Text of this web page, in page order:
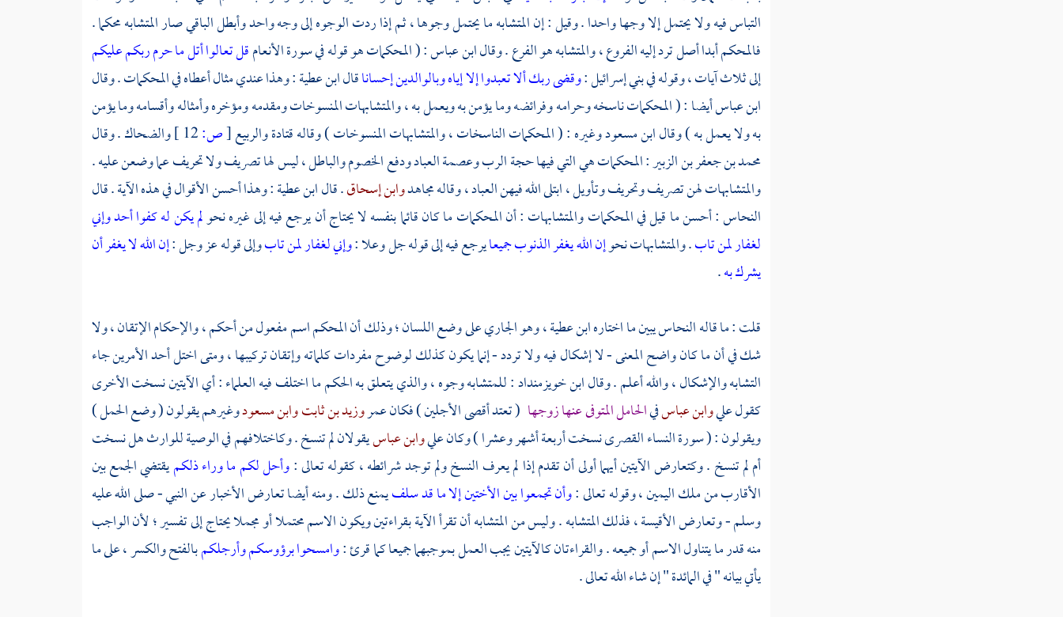
التباس فيه ولا يحتمل إلا وجها واحدا . وقيل : إن المتشابه ما يحتمل وجوها ، ثم إذا ردت الوجوه إلى وجه واحد وأبطل الباقي صار المتشابه محكما .
فالمحكم أبدا أصل ترد إليه الفروع ، والمتشابه هو الفرع . وقالابن عباس: ( المحكمات هو قوله في سورة الأنعامقل تعالوا أتل ما حرم ربكم عليكم
إلى ثلاث آيات ، وقوله فيبني إسرائيل:وقضى ربك ألا تعبدوا إلا إياه وبالوالدين إحساناقالابن عطية: وهذا عندي مثال أعطاه في المحكمات . وقال
ابن عباسأيضا : ( المحكمات ناسخه وحرامه وفرائضه وما يؤمن به ويعمل به ، والمتشابهات المنسوخات ومقدمه ومؤخره وأمثاله وأقسامه وما يؤمن
به ولا يعمل به ) وقالابن مسعودوغيره : ( المحكمات الناسخات ، والمتشابهات المنسوخات ) وقالهقتادةوالربيع[ص: والضحاك. وقال
محمد بن جعفر بن الزبير: المحكمات هي التي فيها حجة الرب وعصمة العباد ودفع الخصوم والباطل ، ليس لها تصريف ولا تحريف عما وضعن عليه .
والمتشابهات لهن تصريف وتحريف وتأويل ، ابتلى الله فيهن العباد ، وقالهمجاهدوابن إسحاق. قالابن عطية: وهذا أحسن الأقوال في هذه الآية . قال
النحاس: أحسن ما قيل في المحكمات والمتشابهات : أن المحكمات ما كان قائما بنفسه لا يحتاج أن يرجع فيه إلى غيره نحولم يكن له كفوا أحدوإني
لغفار لمن تاب. والمتشابهات نحوإن الله يغفر الذنوب جميعايرجع فيه إلى قوله جل وعلا :وإني لغفار لمن تابوإلى قوله عز وجل :إن الله لا يغفر أن
يشرك به.
قلت : ما قالهالنحاسيبين ما اختارهابن عطية، وهو الجاري على وضع اللسان ؛ وذلك أن المحكم اسم مفعول من أحكم ، والإحكام الإتقان ، ولا
شك في أن ما كان واضح المعنى - لا إشكال فيه ولا تردد - إنما يكون كذلك لوضوح مفردات كلماته وإتقان تركيبها ، ومتى اختل أحد الأمرين جاء
التشابه والإشكال ، والله أعلم . وقالابن خويزمنداد: للمتشابه وجوه ، والذي يتعلق به الحكم ما اختلف فيه العلماء : أي الآيتين نسخت الأخرى
كقولعليوابن عباسفيالحامل المتوفى عنها زوجها ( تعتد أقصى الأجلين ) فكانعمروزيد بن ثابتوابن مسعودوغيرهم يقولون ( وضع الحمل )
ويقولون : ( سورة النساء القصرى نسخت أربعة أشهر وعشرا ) وكانعليوابن عباسيقولان لم تنسخ . وكاختلافهم في الوصية للوارث هل نسخت
أم لم تنسخ . وكتعارض الآيتين أيهما أولى أن تقدم إذا لم يعرف النسخ ولم توجد شرائطه ، كقوله تعالى :وأحل لكم ما وراء ذلكميقتضي الجمع بين
الأقارب من ملك اليمين ، وقوله تعالى :وأن تجمعوا بين الأختين إلا ما قد سلفيمنع ذلك . ومنه أيضا تعارض الأخبار عن النبي - صلى الله عليه
وسلم - وتعارض الأقيسة ، فذلك المتشابه . وليس من المتشابه أن تقرأ الآية بقراءتين ويكون الاسم محتملا أو مجملا يحتاج إلى تفسير ؛ لأن الواجب
منه قدر ما يتناول الاسم أو جميعه . والقراءتان كالآيتين يجب العمل بموجبهما جميعا كما قرئ :وامسحوا برؤوسكم وأرجلكمبالفتح والكسر ، على ما
يأتي بيانه " في المائدة " إن شاء الله تعالى .